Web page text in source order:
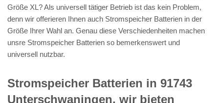
Größe XL? Als universell tätiger Betrieb ist das kein Problem,
denn wir offerieren Ihnen auch Stromspeicher Batterien in der
Größe Ihrer Wahl an. Genau diese Verschiedenheiten machen
unsre Stromspeicher Batterien so bemerkenswert und
universell nutzbar.
Stromspeicher Batterien in 91743
Unterschwaningen, wir bieten